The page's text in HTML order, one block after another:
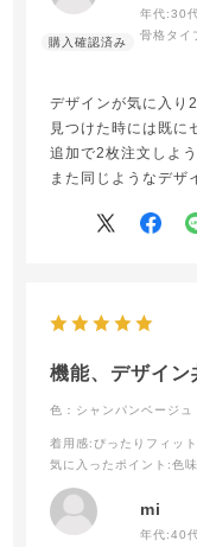
年代:30
骨格タイ
デザインが気に入り
見つけた時には既に
追加で2枚注文しよ
また同じようなデザ
機能、デザイン
色：シャンパンベージュ
着用感:ぴったりフィット
気に入ったポイント :色
mi
年代:40